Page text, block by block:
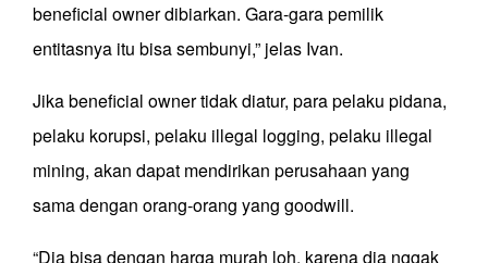
beneficial owner dibiarkan. Gara-gara pemilik
entitasnya itu bisa sembunyi,” jelas Ivan.
Jika beneficial owner tidak diatur, para pelaku pidana,
pelaku korupsi, pelaku illegal logging, pelaku illegal
mining, akan dapat mendirikan perusahaan yang
sama dengan orang-orang yang goodwill.
“Dia bisa dengan harga murah loh, karena dia nggak